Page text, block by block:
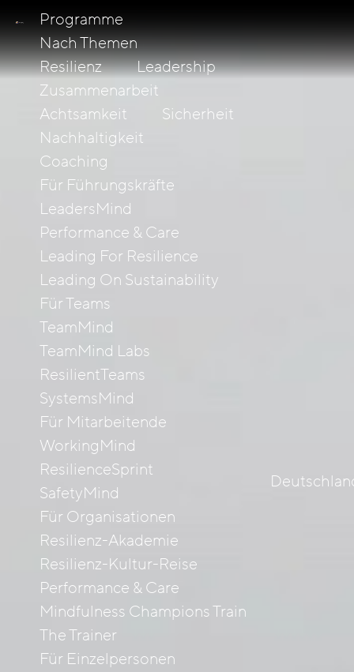
Programme
Nach Themen
Resilienz
Leadership
Zusammenarbeit
Achtsamkeit
Sicherheit
Nachhaltigkeit
Coaching
Für Führungskräfte
LeadersMind
Performance & Care
Leading For Resilience
Leading On Sustainability
Für Teams
TeamMind
TeamMind Labs
ResilientTeams
SystemsMind
Für Mitarbeitende
WorkingMind
ResilienceSprint
SafetyMind
Für Organisationen
Resilienz-Akademie
Resilienz-Kultur-Reise
Performance & Care
Mindfulness Champions Train
The Trainer
Für Einzelpersonen